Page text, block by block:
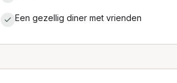
Een gezellig diner met vrienden